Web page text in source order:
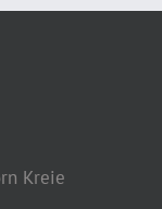
Kreie